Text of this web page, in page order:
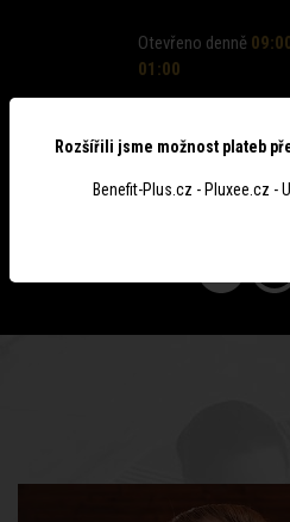
Otevřeno denně
01:00
Rozšířili jsme možnost plateb
Benefit-Plus.cz - Pluxee.cz -